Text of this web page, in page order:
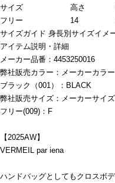
サイズ
高さ
フリー
14
サイズガイド 身長別サイズイメ
アイテム説明・詳細
メーカー品番：4453250016
弊社販売カラー：メーカーカラー
ブラック（001）：BLACK
弊社販売サイズ：メーカーサイズ
フリー(009)：F
【2025AW】
VERMEIL par iena
ハンドバッグとしてもクロスボ